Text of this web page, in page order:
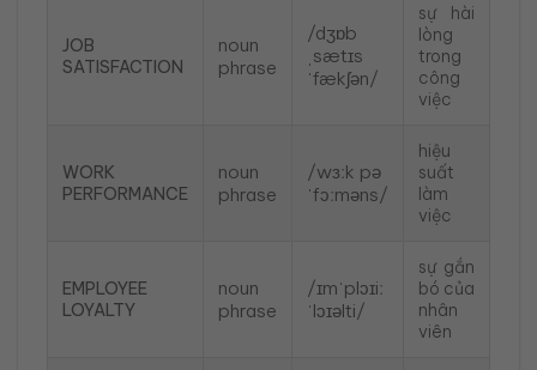
JOB
SATISFACTION
noun
phrase
/dʒɒb
ˌsætɪs
ˈfækʃən/
sự hài
lòng
trong
công
việc
WORK
PERFORMANCE
noun
phrase
/wɜːk pə
ˈfɔːməns/
hiệu
suất
làm
việc
EMPLOYEE
LOYALTY
noun
phrase
/ɪmˈplɔɪiː
ˈlɔɪəlti/
sự gắn
bó của
nhân
viên